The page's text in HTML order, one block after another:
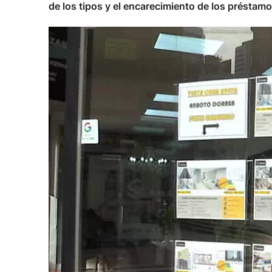
de los tipos y el encarecimiento de los